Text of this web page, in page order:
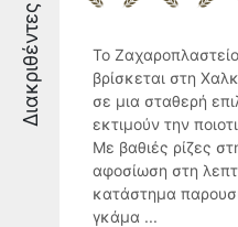
Διακριθέντες
Το
βρίσκεται στη
σε μια σταθερή
εκτιμούν την
Με βαθιές ρίζες
αφοσίωση στη
κατάστημα
γκάμα ...